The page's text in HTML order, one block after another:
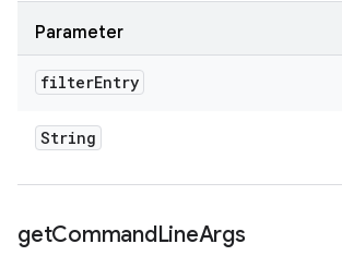
Parameter
filterEntry
String
getCommandLineArgs